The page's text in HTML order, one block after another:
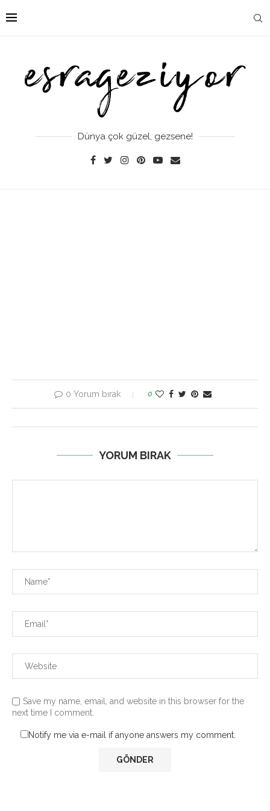
Dünya çok güzel, gezsene!
0 Yorum bırak 0
YORUM BIRAK
Save my name, email, and website in this browser for the
next time I comment.
Notify me via e-mail if anyone answers my comment.